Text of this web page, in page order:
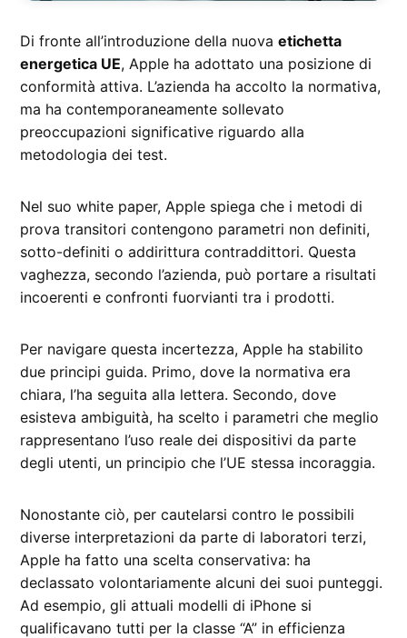
Di fronte all’introduzione della nuovaetichetta
energetica UE, Apple ha adottato una posizione di
conformità attiva. L’azienda ha accolto la normativa,
ma ha contemporaneamente sollevato
preoccupazioni significative riguardo alla
metodologia dei test.
Nel suo white paper, Apple spiega che i metodi di
prova transitori contengono parametri non definiti,
sotto-definiti o addirittura contraddittori. Questa
vaghezza, secondo l’azienda, può portare a risultati
incoerenti e confronti fuorvianti tra i prodotti.
Per navigare questa incertezza, Apple ha stabilito
due principi guida. Primo, dove la normativa era
chiara, l’ha seguita alla lettera. Secondo, dove
esisteva ambiguità, ha scelto i parametri che meglio
rappresentano l’uso reale dei dispositivi da parte
degli utenti, un principio che l’UE stessa incoraggia.
Nonostante ciò, per cautelarsi contro le possibili
diverse interpretazioni da parte di laboratori terzi,
Apple ha fatto una scelta conservativa: ha
declassato volontariamente alcuni dei suoi punteggi.
Ad esempio, gli attuali modelli di iPhone si
qualificavano tutti per la classe “A” in efficienza